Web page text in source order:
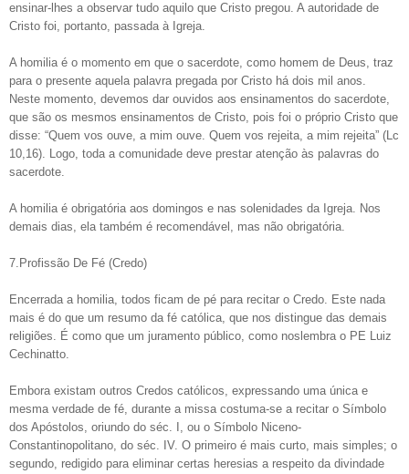
ensinar-lhes a observar tudo aquilo que Cristo pregou. A autoridade de
Cristo foi, portanto, passada à Igreja.
A homilia é o momento em que o sacerdote, como homem de Deus, traz
para o presente aquela palavra pregada por Cristo há dois mil anos.
Neste momento, devemos dar ouvidos aos ensinamentos do sacerdote,
que são os mesmos ensinamentos de Cristo, pois foi o próprio Cristo que
disse: “Quem vos ouve, a mim ouve. Quem vos rejeita, a mim rejeita” (Lc
10,16). Logo, toda a comunidade deve prestar atenção às palavras do
sacerdote.
A homilia é obrigatória aos domingos e nas solenidades da Igreja. Nos
demais dias, ela também é recomendável, mas não obrigatória.
7.Profissão De Fé (Credo)
Encerrada a homilia, todos ficam de pé para recitar o Credo. Este nada
mais é do que um resumo da fé católica, que nos distingue das demais
religiões. É como que um juramento público, como noslembra o PE Luiz
Cechinatto.
Embora existam outros Credos católicos, expressando uma única e
mesma verdade de fé, durante a missa costuma-se a recitar o Símbolo
dos Apóstolos, oriundo do séc. I, ou o Símbolo Niceno-
Constantinopolitano, do séc. IV. O primeiro é mais curto, mais simples; o
segundo, redigido para eliminar certas heresias a respeito da divindade